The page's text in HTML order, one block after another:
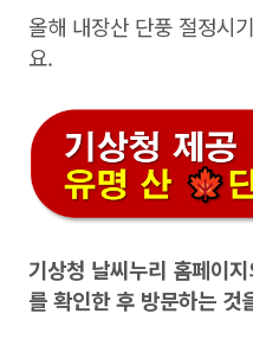
올해 내장산 단풍 절정시
요.
기상청 날씨누리 홈페이
를 확인한 후 방문하는 것